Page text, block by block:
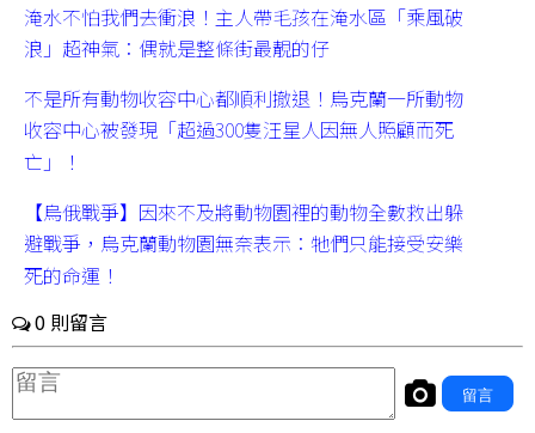
淹水不怕我們去衝浪！主人帶毛孩在淹水區「乘風破
浪」超神氣：偶就是整條街最靚的仔
不是所有動物收容中心都順利撤退！烏克蘭一所動物
收容中心被發現「超過300隻汪星人因無人照顧而死
亡」！
【烏俄戰爭】因來不及將動物園裡的動物全數救出躲
避戰爭，烏克蘭動物園無奈表示：牠們只能接受安樂
死的命運！